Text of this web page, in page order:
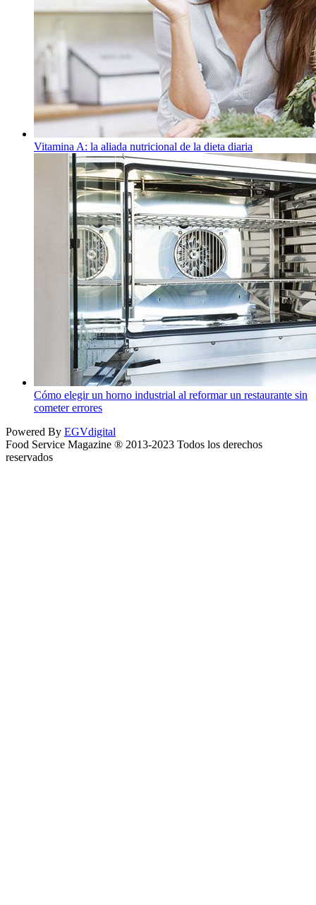
Vitamina A: la aliada nutricional de la dieta diaria
Cómo elegir un horno industrial al reformar un restaurante sin
cometer errores
Powered By EGVdigital
Food Service Magazine ® 2013-2023 Todos los derechos
reservados